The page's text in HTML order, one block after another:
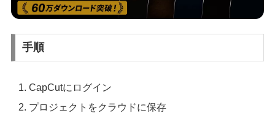
手順
CapCutにログイン
プロジェクトをクラウドに保存